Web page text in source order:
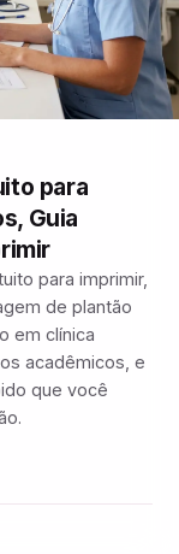
para
Guia
para imprimir,
de plantão
em clínica
acadêmicos, e
que você